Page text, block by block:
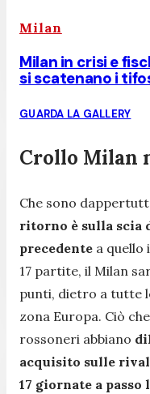
Milan
Milan in crisi e
si scatenano i
GUARDA LA GALLERY
Crollo Milan
Che sono
ritorno è sulla scia
precedente a quello
17 partite, il Milan
punti, dietro a tutte
zona Europa. Ciò
rossoneri abbiano
acquisito sulle
17 giornate a passo